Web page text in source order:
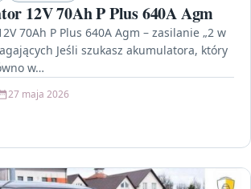
12V 70Ah P Plus 640A Agm
70Ah P Plus 640A Agm – zasilanie „2 w
Jeśli szukasz akumulatora, który
w…
27 maja 2026